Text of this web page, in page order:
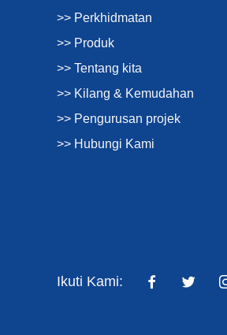
>> Perkhidmatan
>> Produk
>> Tentang kita
>> Kilang & Kemudahan
>> Pengurusan projek
>> Hubungi Kami
Ikuti Kami: